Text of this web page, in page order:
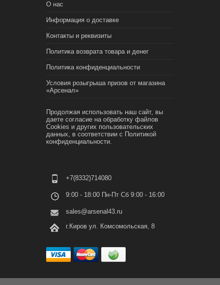
О нас
Информация о доставке
Контакты и реквизиты
Политика возврата товара и денег
Политика конфиденциальности
Условия розыгрыша призов от магазина
«Арсенал»
Продолжая использовать наш сайт, вы
даете согласие на обработку файлов
Cookies и других пользовательских
данных, в соответствии с Политикой
конфиденциальности.
+7(8332)714080
9:00 - 18:00 Пн-Пт Сб 9:00 - 16:00
sales@arsenal43.ru
г.Киров ул. Комсомольская, 8